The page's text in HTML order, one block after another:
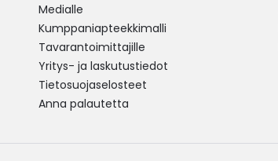
Medialle
Kumppaniapteekkimalli
Tavarantoimittajille
Yritys- ja laskutustiedot
Tietosuojaselosteet
Anna palautetta